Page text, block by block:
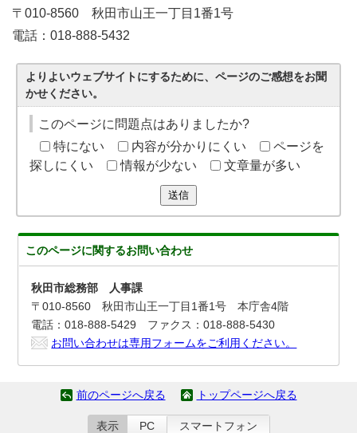
〒010-8560 秋田市山王一丁目1番1号
電話：018-888-5432
よりよいウェブサイトにするために、ページのご感想をお聞
かせください。
このページに問題点はありましたか?
特にない
内容が分かりにくい
ページを
探しにくい
情報が少ない 文章量が多い
送信
このページに関するお問い合わせ
秋田市総務部 人事課
〒010-8560 秋田市山王一丁目1番1号 本庁舎4階
電話：018-888-5429 ファクス：018-888-5430
お問い合わせは専用フォームをご利用ください。
前のページへ戻る トップページへ戻る
表示 PC スマートフォン